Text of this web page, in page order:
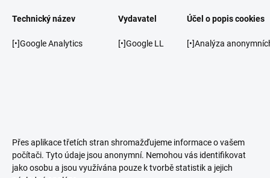
Technický název Vydavatel Účel o popis cookies
[•]Google Analytics [•]Google LL [•]Analýza
Přes aplikace třetích stran shromažďujeme informace o vašem
počítači. Tyto údaje jsou anonymní. Nemohou vás identifikovat
jako osobu a jsou využívána pouze k tvorbě statistik a jejich